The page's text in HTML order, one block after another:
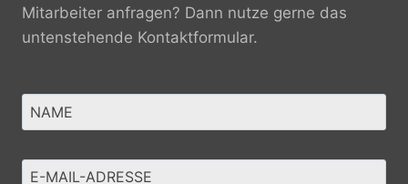
Mitarbeiter anfragen? Dann nutze gerne das
untenstehende Kontaktformular.